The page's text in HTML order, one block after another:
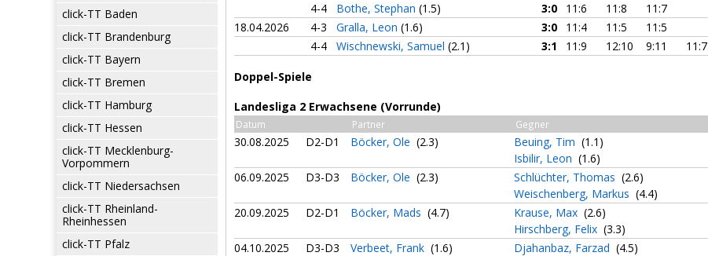
click-TT Baden
click-TT Brandenburg
click-TT Bayern
click-TT Bremen
click-TT Hamburg
click-TT Hessen
click-TT Mecklenburg-
Vorpommern
click-TT Niedersachsen
click-TT Rheinland-
Rheinhessen
click-TT Pfalz
4-4
Bothe, Stephan (1.5) 3:0 11:6 11:8
11:7
18.04.2026
4-3 Gralla, Leon (1.6) 3:0 11:4 11:5 11:5
4-4
Wischnewski, Samuel (2.1) 3:1 11:9 12:10 9:11 11:7
Doppel-Spiele
Landesliga 2 Erwachsene (Vorrunde)
Datum Partner Gegner
30.08.2025 D2-D1 Böcker, Ole (2.3) Beuing, Tim (1.1)
Isbilir, Leon (1.6)
06.09.2025 D3-D3 Böcker, Ole (2.3) Schlüchter, Thomas (2.6)
Weischenberg, Markus (4.4)
20.09.2025 D2-D1 Böcker, Mads (4.7) Krause, Max (2.6)
Hirschberg, Felix (3.3)
04.10.2025 D3-D3 Verbeet, Frank (1.6) Djahanbaz, Farzad (4.5)